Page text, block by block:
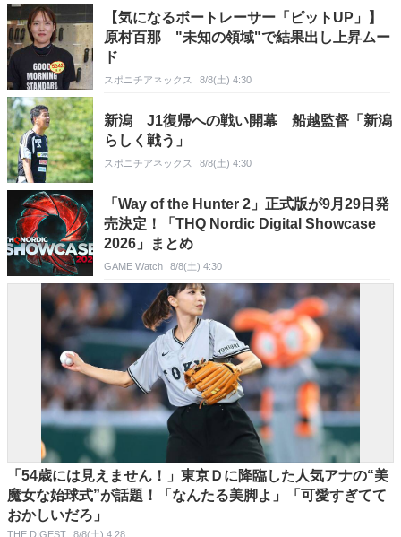
【気になるボートレーサー「ピットUP」】
原村百那 "未知の領域"で結果出し上昇ムー
ド
スポニチアネックス 8/8(土) 4:30
新潟 J1復帰への戦い開幕 船越監督「新潟
らしく戦う」
スポニチアネックス 8/8(土) 4:30
「Way of the Hunter 2」正式版が9月29日発
売決定！「THQ Nordic Digital Showcase
2026」まとめ
GAME Watch 8/8(土) 4:30
「54歳には見えません！」東京Ｄに降臨した人気アナの“美
魔女な始球式”が話題！「なんたる美脚よ」「可愛すぎてて
おかしいだろ」
THE DIGEST 8/8(土) 4:28